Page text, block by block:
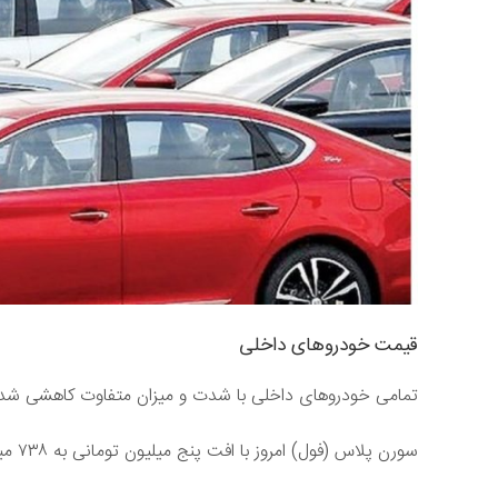
قیمت خودرو‌های داخلی
تمامی خودرو‌های داخلی با شدت و میزان متفاوت کاهشی
سورن پلاس (فول) امروز با افت پنج میلیون تومانی به ۷۳۸ میلیون تومان رسیده است.